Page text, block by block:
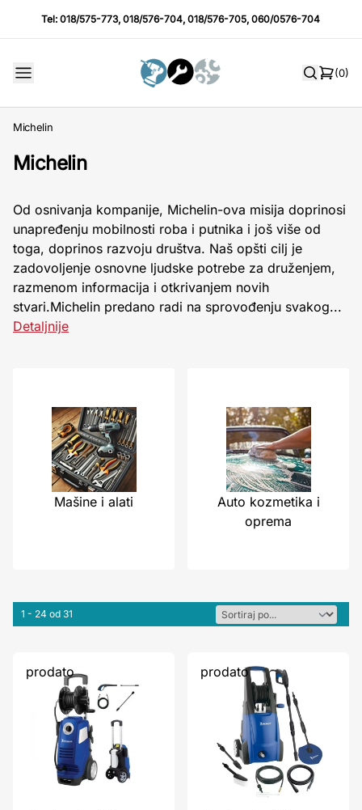
Tel:018/575-773,018/576-704,018/576-705,060/0576-704
(0)
Michelin
Michelin
Od osnivanja kompanije, Michelin-ova misija doprinosi
unapređenju mobilnosti roba i putnika i još više od
toga, doprinos razvoju društva. Naš opšti cilj je
zadovoljenje osnovne ljudske potrebe za druženjem,
razmenom informacija i otkrivanjem novih
stvari.Michelin predano radi na sprovođenju svakog...
Detaljnije
Mašine i alati
Auto kozmetika i
oprema
1 - 24 od 31
prodato prodato